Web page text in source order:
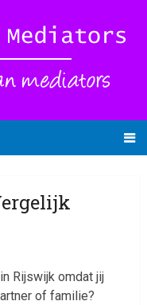
Rijswijk omdat jij
of familie?